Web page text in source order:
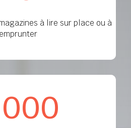
à lire sur place ou à
emprunter